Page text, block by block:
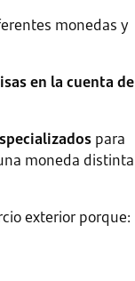
monedas y
en la cuenta de
para
moneda distinta
exterior porque: